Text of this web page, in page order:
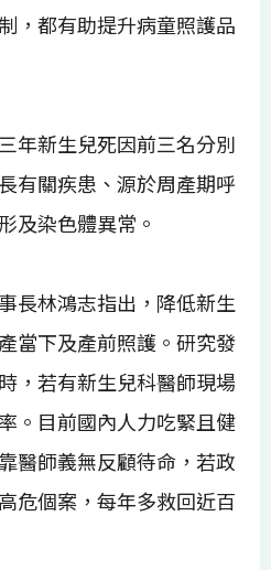
，都有助提升病童照護品
年新生兒死因前三名分別
有關疾患、源於周產期呼
及染色體異常。
長林鴻志指出，降低新生
當下及產前照護。研究發
，若有新生兒科醫師現場
。目前國內人力吃緊且健
醫師義無反顧待命，若政
危個案，每年多救回近百